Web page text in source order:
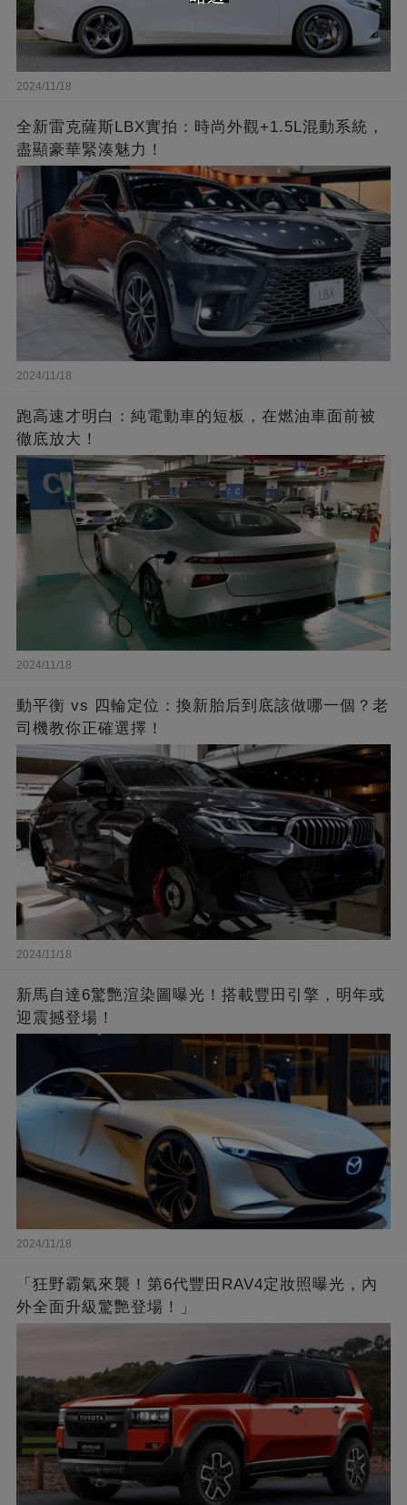
2024/11/18
全新雷克薩斯LBX實拍：時尚外觀+1.5L混動系統，
盡顯豪華緊湊魅力！
2024/11/18
跑高速才明白：純電動車的短板，在燃油車面前被
徹底放大！
2024/11/18
動平衡 vs 四輪定位：換新胎后到底該做哪一個？老
司機教你正確選擇！
2024/11/18
新馬自達6驚艷渲染圖曝光！搭載豐田引擎，明年或
迎震撼登場！
2024/11/18
「狂野霸氣來襲！第6代豐田RAV4定妝照曝光，內
外全面升級驚艷登場！」